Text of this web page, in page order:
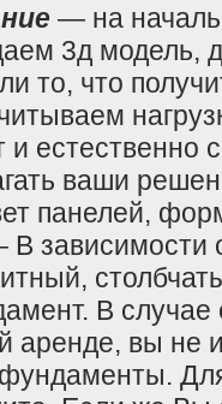
— на
3д модель,
то, что
и естественно
ваши
панелей,
зависимости
В
аренде, вы не